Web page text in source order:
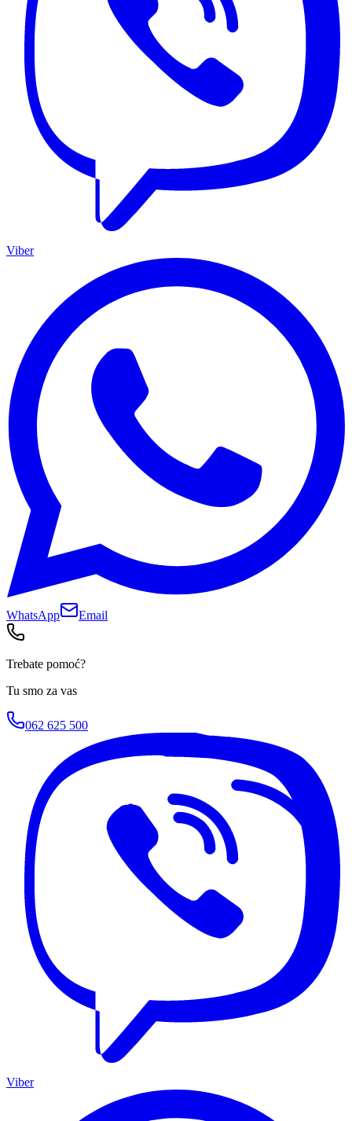
Viber
WhatsApp Email
Trebate pomoć?
Tu smo za vas
062 625 500
Viber